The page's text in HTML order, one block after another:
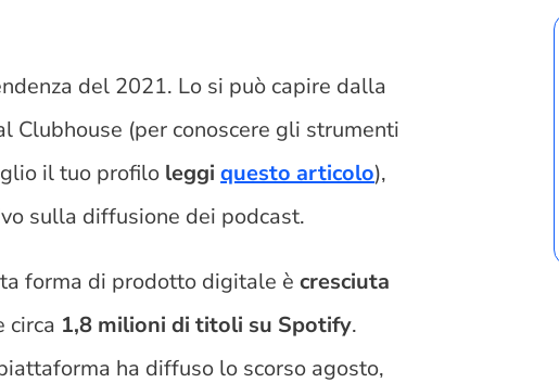
del 2021. Lo si può capire dalla
Clubhouse (per conoscere gli strumenti
il tuo profilo leggiquesto articolo),
sulla diffusione dei podcast.
forma di prodotto digitale ècresciuta
circa 1,8 milioni di titoli su Spotify.
ha diffuso lo scorso agosto,